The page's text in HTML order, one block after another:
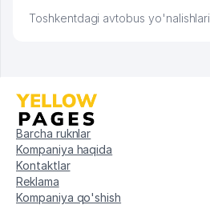
Toshkentdagi avtobus yo'nalishlari
Barcha ruknlar
Kompaniya haqida
Kontaktlar
Reklama
Kompaniya qo'shish